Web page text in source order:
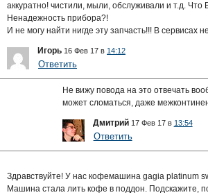
аккуратно! чистили, мыли, обслуживали и т.д. Что
Ненадежность прибора?!
И не могу найти нигде эту запчасть!!! В сервисах
Игорь 16 Фев 17 в 14:12
Ответить
Не вижу повода на это отвечать
может сломаться, даже
Дмитрий 17 Фев 17 в 13:54
Ответить
Здравствуйте! У нас кофемашина gagia platinum
Машина стала лить кофе в поддон. Подскажите,